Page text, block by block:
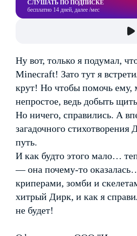
СЛУШАТЬ ПО ПОДПИСКЕ
бесплатно 14 дней, далее /мес
Ну вот, только я подумал,
Minecraft! Зато тут я
крут! Но чтобы помочь ему,
непростое, ведь добыть
Но ничего, справились. А
загадочного
путь.
И как будто этого мало…
— она почему-то
криперами, зомби и
хитрый Дирк, и как я
не будет!